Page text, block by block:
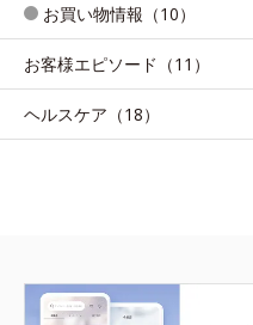
お買い物情報（10）
お客様エピソード（11）
ヘルスケア（18）